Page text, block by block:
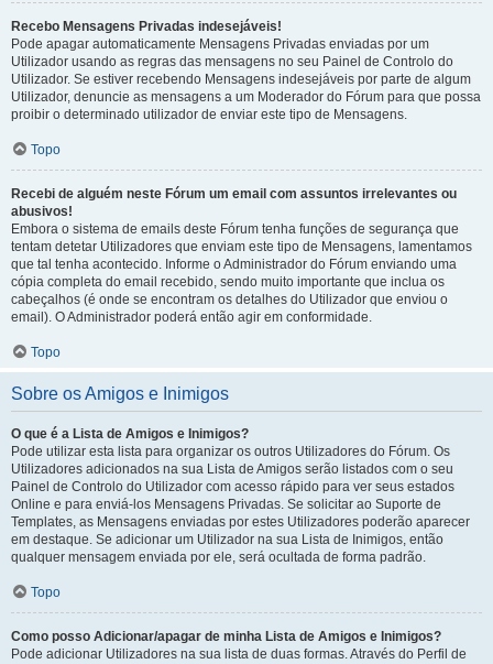
Recebo Mensagens Privadas indesejáveis!
Pode apagar automaticamente Mensagens Privadas enviadas por um
Utilizador usando as regras das mensagens no seu Painel de Controlo do
Utilizador. Se estiver recebendo Mensagens indesejáveis por parte de algum
Utilizador, denuncie as mensagens a um Moderador do Fórum para que possa
proibir o determinado utilizador de enviar este tipo de Mensagens.
Topo
Recebi de alguém neste Fórum um email com assuntos irrelevantes ou
abusivos!
Embora o sistema de emails deste Fórum tenha funções de segurança que
tentam detetar Utilizadores que enviam este tipo de Mensagens, lamentamos
que tal tenha acontecido. Informe o Administrador do Fórum enviando uma
cópia completa do email recebido, sendo muito importante que inclua os
cabeçalhos (é onde se encontram os detalhes do Utilizador que enviou o
email). O Administrador poderá então agir em conformidade.
Topo
Sobre os Amigos e Inimigos
O que é a Lista de Amigos e Inimigos?
Pode utilizar esta lista para organizar os outros Utilizadores do Fórum. Os
Utilizadores adicionados na sua Lista de Amigos serão listados com o seu
Painel de Controlo do Utilizador com acesso rápido para ver seus estados
Online e para enviá-los Mensagens Privadas. Se solicitar ao Suporte de
Templates, as Mensagens enviadas por estes Utilizadores poderão aparecer
em destaque. Se adicionar um Utilizador na sua Lista de Inimigos, então
qualquer mensagem enviada por ele, será ocultada de forma padrão.
Topo
Como posso Adicionar/apagar de minha Lista de Amigos e Inimigos?
Pode adicionar Utilizadores na sua lista de duas formas. Através do Perfil de